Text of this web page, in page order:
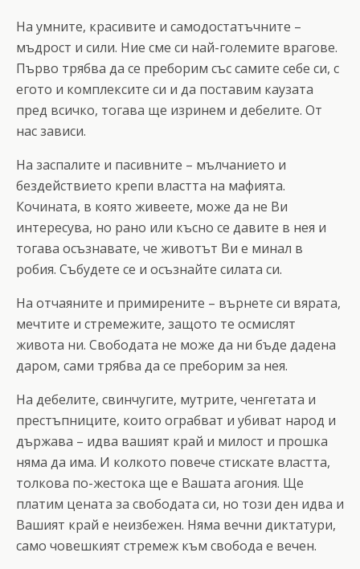
На умните, красивите и самодостатъчните –
мъдрост и сили. Ние сме си най-големите врагове.
Първо трябва да се преборим със самите себе си, с
егото и комплексите си и да поставим каузата
пред всичко, тогава ще изринем и дебелите. От
нас зависи.
На заспалите и пасивните – мълчанието и
бездействието крепи властта на мафията.
Кочината, в която живеете, може да не Ви
интересува, но рано или късно се давите в нея и
тогава осъзнавате, че животът Ви е минал в
робия. Събудете се и осъзнайте силата си.
На отчаяните и примирените – върнете си вярата,
мечтите и стремежите, защото те осмислят
живота ни. Свободата не може да ни бъде дадена
даром, сами трябва да се преборим за нея.
На дебелите, свинчугите, мутрите, ченгетата и
престъпниците, които ограбват и убиват народ и
държава – идва вашият край и милост и прошка
няма да има. И колкото повече стискате властта,
толкова по-жестока ще е Вашата агония. Ще
платим цената за свободата си, но този ден идва и
Вашият край е неизбежен. Няма вечни диктатури,
само човешкият стремеж към свобода е вечен.